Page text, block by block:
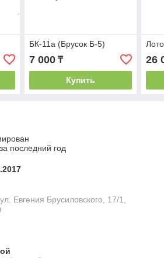
БК-11а (Брусок Б-5)
7 000₸
Купить
26
последний год
Евгения Брусиловского, 17/1,